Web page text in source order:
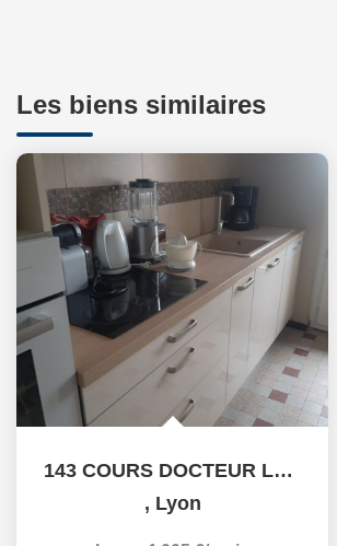
Les biens similaires
143 COURS DOCTEUR LONG 69003 LYON
, Lyon